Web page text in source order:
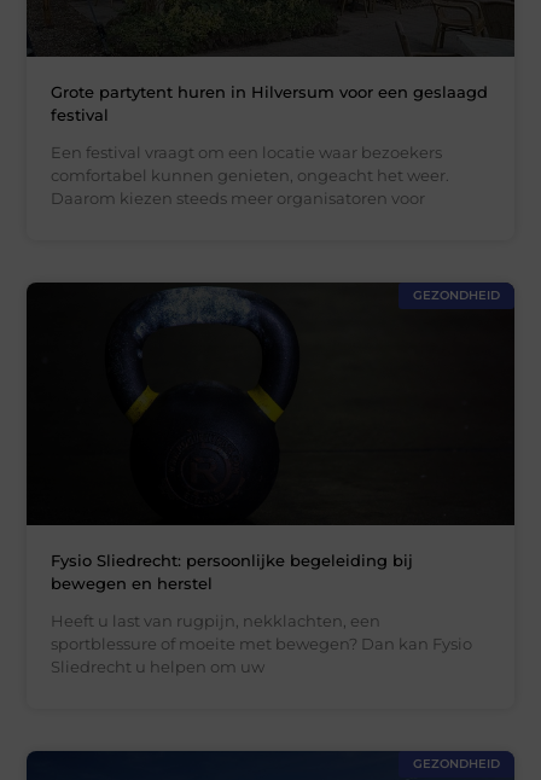
Grote partytent huren in Hilversum voor een geslaagd
festival
Een festival vraagt om een locatie waar bezoekers
comfortabel kunnen genieten, ongeacht het weer.
Daarom kiezen steeds meer organisatoren voor
GEZONDHEID
Fysio Sliedrecht: persoonlijke begeleiding bij
bewegen en herstel
Heeft u last van rugpijn, nekklachten, een
sportblessure of moeite met bewegen? Dan kan Fysio
Sliedrecht u helpen om uw
GEZONDHEID